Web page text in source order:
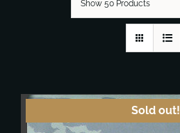
Show 50 Products
Sold out!